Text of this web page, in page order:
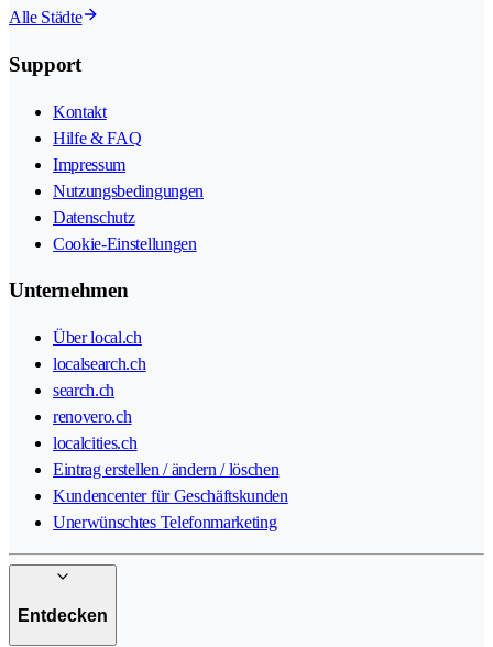
Alle Städte
Support
Kontakt
Hilfe & FAQ
Impressum
Nutzungsbedingungen
Datenschutz
Cookie-Einstellungen
Unternehmen
Über local.ch
localsearch.ch
search.ch
renovero.ch
localcities.ch
Eintrag erstellen / ändern / löschen
Kundencenter für Geschäftskunden
Unerwünschtes Telefonmarketing
Entdecken